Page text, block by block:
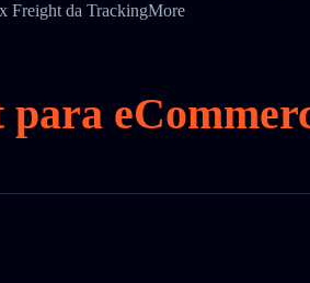
Freight da TrackingMore